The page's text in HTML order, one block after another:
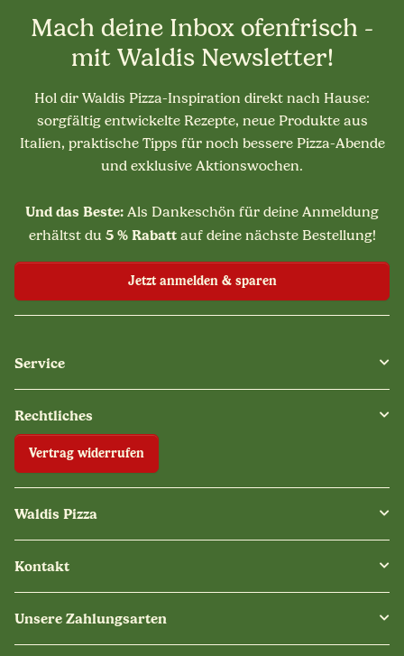
Mach deine Inbox ofenfrisch -
mit Waldis Newsletter!
Hol dir Waldis Pizza-Inspiration direkt nach Hause:
sorgfältig entwickelte Rezepte, neue Produkte aus
Italien, praktische Tipps für noch bessere Pizza-Abende
und exklusive Aktionswochen.
Und das Beste: Als Dankeschön für deine Anmeldung
erhältst du 5 % Rabattauf deine nächste Bestellung!
Jetzt anmelden & sparen
Service
Rechtliches
Vertrag widerrufen
Waldis Pizza
Kontakt
Unsere Zahlungsarten